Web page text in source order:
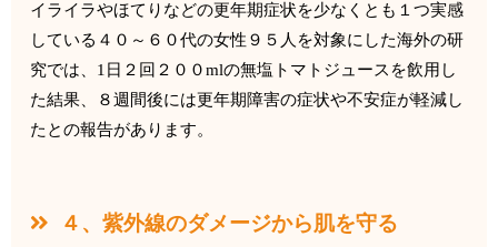
イライラやほてりなどの更年期症状を少なくとも１つ実感
している ４０～６０代の女性９５人を対象にした海外の研
究では、 1 日２回 ２００mlの無塩トマトジュースを飲用し
た結果、
８週間後には更年期障害の症状や不安症が軽減し
たとの報告があり ます。
４、紫外線のダメージから肌を守る